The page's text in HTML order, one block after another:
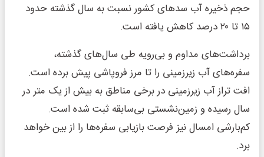
حجم ذخیره آب سدهای کشور نسبت به سال گذشته حدود
۱۵ تا ۲۰ درصد کاهش یافته است.
برداشت‌های مداوم و بی‌رویه طی سال‌های گذشته،
سفره‌های آب زیرزمینی را تا مرز فروپاشی پیش برده است.
افت تراز آب زیرزمینی در برخی مناطق به بیش از یک متر در
سال رسیده و زمین‌نشستی بی‌سابقه ثبت شده است.
کم‌بارشی امسال نیز فرصت بازیابی سفره‌ها را از بین خواهد
برد.